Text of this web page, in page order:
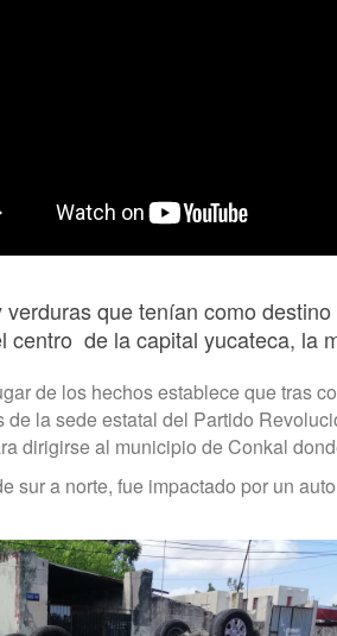
que tenían como
centro de la capital yucateca, la
de los hechos establece que tras
de la sede estatal del Partido
dirigirse al municipio de Conkal
sur a norte, fue impactado por un